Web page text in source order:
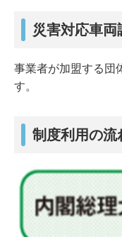
災害対応車両
事業者が加盟する団
す。
制度利用の流